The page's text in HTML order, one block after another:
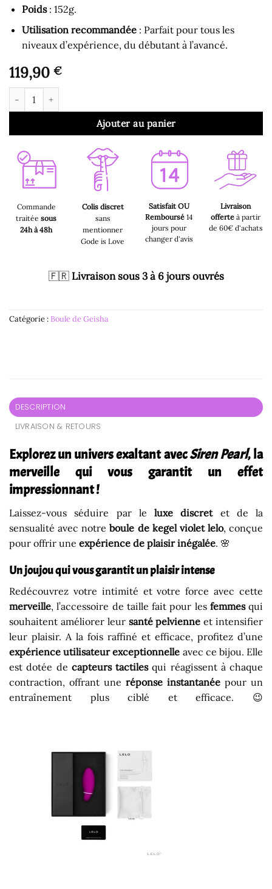
Poids : 152g.
Utilisation recommandée : Parfait pour tous les
niveaux d’expérience, du débutant à l’avancé.
119,90 €
quantité de Boule de Kegel Violet Lelo
Ajouter au panier
Commande
traitée sous
24h à 48h
Colis discret
sans
mentionner
Gode is Love
Satisfait OU
Remboursé14
jours pour
changer d'avis
Livraison
offerte à partir
de 60€ d'achats
🇫🇷 Livraison sous 3 à 6 jours ouvrés
Catégorie :Boule de Geisha
DESCRIPTION
LIVRAISON & RETOURS
Explorez un univers exaltant avecSiren Pearl, la
merveille qui vous garantit un effet
impressionnant !
Laissez-vous séduire par le luxe discretet de la
sensualité avec notreboule de kegel violet lelo, conçue
pour offrir une expérience de plaisir inégalée. 🌸
Un joujou qui vous garantit un plaisir intense
Redécouvrez votre intimité et votre force avec cette
merveille, l’accessoire de taille fait pour les femmesqui
souhaitent améliorer leur santé pelvienne et intensifier
leur plaisir. A la fois raffiné et efficace, profitez d’une
expérience utilisateur exceptionnelle avec ce bijou. Elle
est dotée de capteurs tactilesqui réagissent à chaque
contraction, offrant une réponse instantanée pour un
entraînement plus ciblé et efficace. 😉